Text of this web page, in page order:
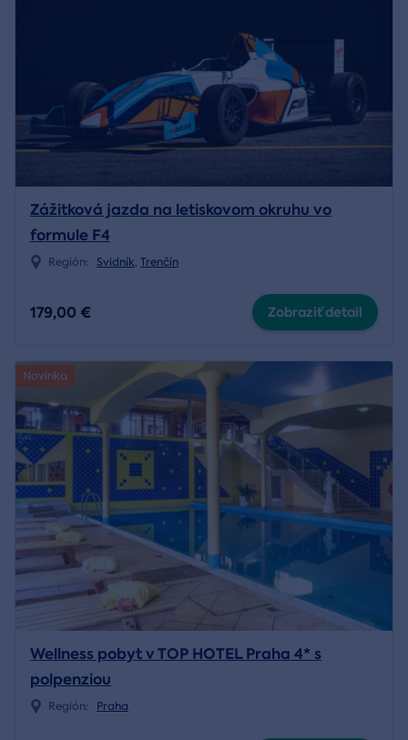
Zážitková jazda na letiskovom okruhu vo
formule F4
Región: Svidník, Trenčín
179,00 € Zobraziť detail
Novinka
Wellness pobyt v TOP HOTEL Praha 4* s
polpenziou
Región: Praha